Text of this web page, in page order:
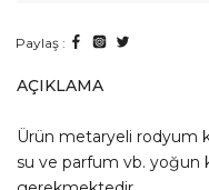
Paylaş :
AÇIKLAMA
Ürün metaryeli rodyum
su ve parfum vb. yoğun